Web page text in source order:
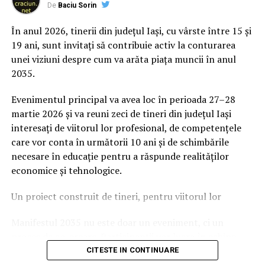
prevenție. În 2025, peste 3.000 de persoane au fost
rănite grav în accidente rutiere, iar mai mult de 1.300 și-
au pierdut viața pe șoselele din țară.
În acest context, campania „Condu Prudent! Alege
Viața!” își propune să transforme informația teoretică
într-o experiență directă, prin simulări și demonstrații
care îi ajută pe participanți să înțeleagă concret
impactul deciziilor luate în trafic.
Comunitatea și colaborarea
dintre instituții fac diferența
Unul dintre cele mai importante elemente ale
au avut acces la demonstrații realizate de reprezentanții
ISU Brașov, experiențe VR care simulează efectele
De Baciu Sorin
În anul 2026, tinerii din județul Iași, cu vârste între 15 și
19 ani, sunt invitați să contribuie activ la conturarea
unei viziuni despre cum va arăta piața muncii în anul
2035.
Evenimentul principal va avea loc în perioada 27–28
martie 2026 și va reuni zeci de tineri din județul Iași
interesați de viitorul lor profesional, de competențele
care vor conta în următorii 10 ani și de schimbările
necesare în educație pentru a răspunde realităților
economice și tehnologice.
Un proiect construit de tineri, pentru viitorul lor
vor analiza tendințe și vor formula o declarație a
CITESTE IN CONTINUARE